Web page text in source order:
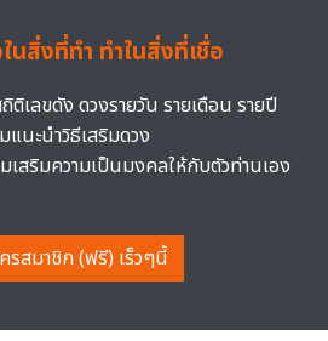
นสิ่งที่ทำ ทำในสิ่งที่เชื่อ
ติเลขดัง ดวงรายวัน รายเดือน รายปี
แนะนำวิธีเสริมดวง
เสริมความเป็นมงคลให้กับตัวท่านเอง
รสมาชิก (ฟรี) เร็วๆนี้